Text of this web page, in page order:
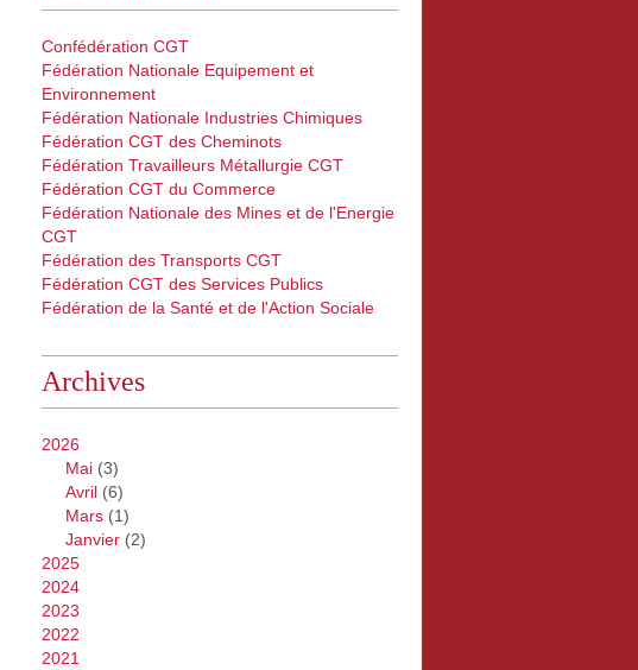
Confédération CGT
Fédération Nationale Equipement et
Environnement
Fédération Nationale Industries Chimiques
Fédération CGT des Cheminots
Fédération Travailleurs Métallurgie CGT
Fédération CGT du Commerce
Fédération Nationale des Mines et de l'Energie
CGT
Fédération des Transports CGT
Fédération CGT des Services Publics
Fédération de la Santé et de l'Action Sociale
Archives
2026
Mai (3)
Avril (6)
Mars (1)
Janvier (2)
2025
2024
2023
2022
2021